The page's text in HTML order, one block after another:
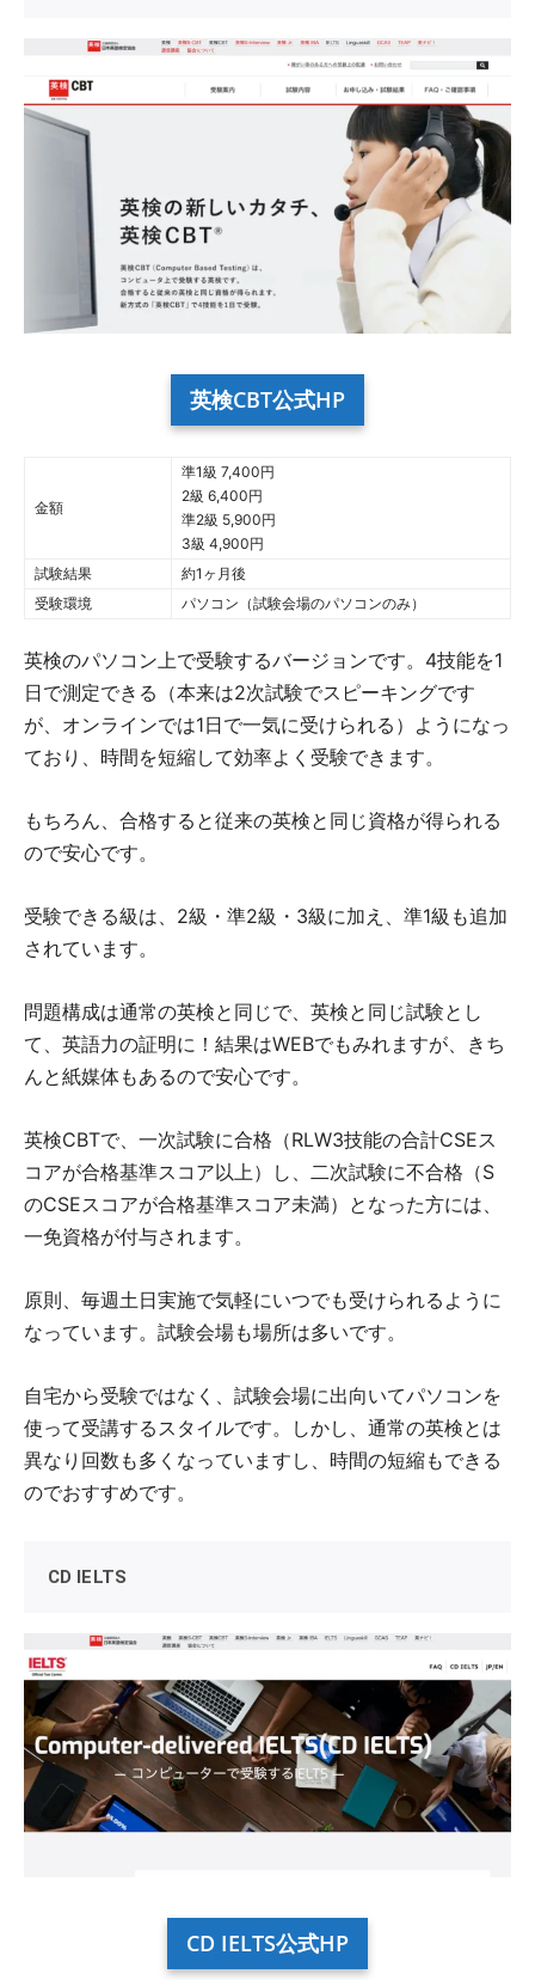
英検CBT公式HP
金額
準1級 7,400円
2級 6,400円
準2級 5,900円
3級 4,900円
試験結果
約1ヶ月後
受験環境
パソコン（試験会場のパソコンのみ）
英検のパソコン上で受験するバージョンです。4技能を1
日で測定できる（本来は2次試験でスピーキングです
が、オンラインでは1日で一気に受けられる）ようになっ
ており、時間を短縮して効率よく受験できます。
もちろん、合格すると従来の英検と同じ資格が得られる
ので安心です。
受験できる級は、2級・準2級・3級に加え、準1級も追加
されています。
問題構成は通常の英検と同じで、英検と同じ試験とし
て、英語力の証明に！結果はWEBでもみれますが、きち
んと紙媒体もあるので安心です。
英検CBTで、一次試験に合格（RLW3技能の合計CSEス
コアが合格基準スコア以上）し、二次試験に不合格（S
のCSEスコアが合格基準スコア未満）となった方には、
一免資格が付与されます。
原則、毎週土日実施で気軽にいつでも受けられるように
なっています。試験会場も場所は多いです。
自宅から受験ではなく、試験会場に出向いてパソコンを
使って受講するスタイルです。しかし、通常の英検とは
異なり回数も多くなっていますし、時間の短縮もできる
のでおすすめです。
CD IELTS
CD IELTS公式HP